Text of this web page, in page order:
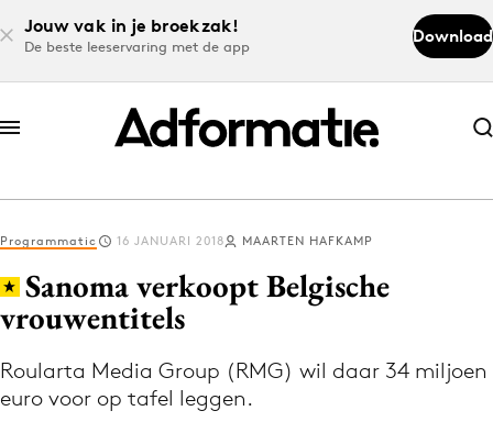
Jouw vak in je broekzak!
De beste leeservaring met de app
Download
Abonneer nu
Abonneer nu
Log in
Volg het laatste nieuws via de Adformatie
Nieuws app
Programmatic 16 JANUARI 2018 MAARTEN HAFKAMP
Sanoma verkoopt Belgische
vrouwentitels
Roularta Media Group (RMG) wil daar 34 miljoen
euro voor op tafel leggen.